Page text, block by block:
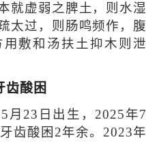
就虚弱之脾土，则水湿
太过，则肠鸣频作，腹
敷和汤扶土抑木则泄
齿酸困
月23日出生，2025年7
齿酸困2年余。2023年